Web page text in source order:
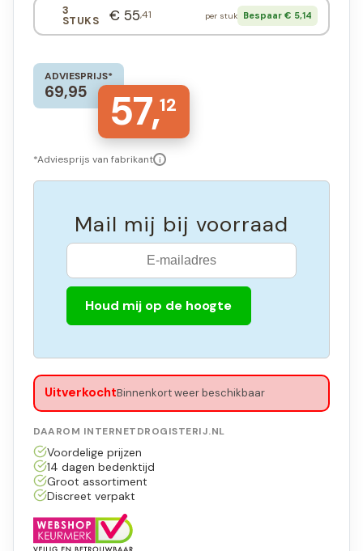
3
STUKS € 55,41 per stuk Bespaar € 5,14
ADVIESPRIJS*
69,95 57,12
*Adviesprijs van fabrikant i
Mail mij bij voorraad
Houd mij op de hoogte
UitverkochtBinnenkort weer beschikbaar
DAAROM INTERNETDROGISTERIJ.NL
Voordelige prijzen
14 dagen bedenktijd
Groot assortiment
Discreet verpakt